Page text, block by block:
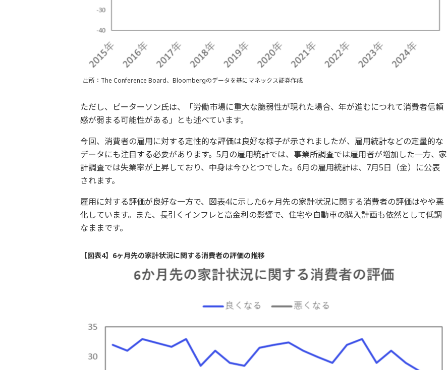
出所：The Conference Board、Bloombergのデータを基にマネックス証券作成
ただし、ピーターソン氏は、「労働市場に重大な脆弱性が現れた場合、年が進むにつれて消費者信頼
感が弱まる可能性がある」とも述べています。
今回、消費者の雇用に対する定性的な評価は良好な様子が示されましたが、雇用統計などの定量的な
データにも注目する必要があります。5月の雇用統計では、事業所調査では雇用者が増加した一方、家
計調査では失業率が上昇しており、中身は今ひとつでした。6月の雇用統計は、7月5日（金）に公表
されます。
雇用に対する評価が良好な一方で、図表4に示した6ヶ月先の家計状況に関する消費者の評価はやや悪
化しています。また、長引くインフレと高金利の影響で、住宅や自動車の購入計画も依然として低調
なままです。
【図表4】6ヶ月先の家計状況に関する消費者の評価の推移